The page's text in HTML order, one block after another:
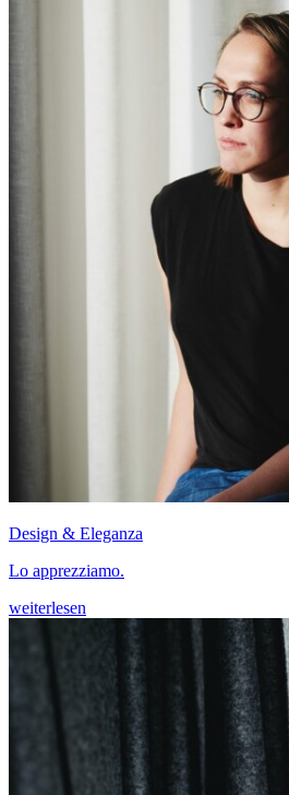
Design & Eleganza
Lo apprezziamo.
weiterlesen